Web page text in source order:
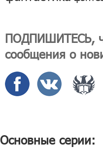
ПОДПИШИТЕСЬ,
сообщения о
Основные серии: